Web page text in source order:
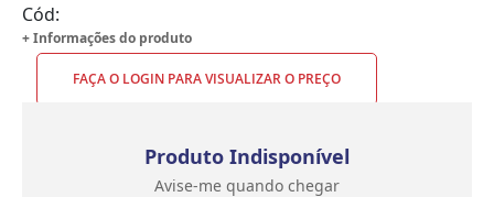
Cód:
+ Informações do produto
FAÇA O LOGIN PARA VISUALIZAR O PREÇO
Produto Indisponível
Avise-me quando chegar